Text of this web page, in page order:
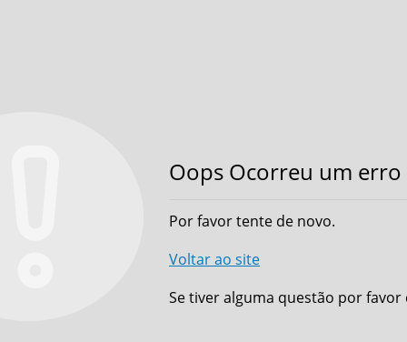
Oops Ocorreu um
Por favor tente de novo.
Voltar ao site
Se tiver alguma questão por favor